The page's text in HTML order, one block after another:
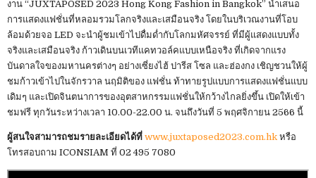
งาน “JUXTAPOSED 2023 Hong Kong Fashion in Bangkok” นำเสนอ
การแสดงแฟชั่นที่หลอมรวมโลกจริงและเสมือนจริง โดยในบริเวณงานที่โอบ
ล้อมด้วยจอ LED จะนำผู้ชมเข้าไปดื่มด่ำกับโลกมหัศจรรย์ ที่มีผู้แสดงแบบทั้ง
จริงและเสมือนจริง ก้าวเดินบนเวทีแคทวอล์คแบบเหนือจริง ที่เกิดจากแรง
บันดาลใจของมหานครต่างๆ อย่างเซี่ยงไฮ้ ปารีส โซล และฮ่องกง เชิญชวนให้ผู้
ชมก้าวเข้าไปในจักรวาล นฤมิติของ แฟชั่น ท้าทายรูปแบบการแสดงแฟชั่นแบบ
เดิมๆ และเปิดจินตนาการของอุตสาหกรรมแฟชั่นให้กว้างไกลยิ่งขึ้น เปิดให้เข้า
ชมฟรี ทุกวันระหว่างเวลา 10.00-22.00 น. จนถึงวันที่ 5 พฤศจิกายน 2566 นี้
ผู้สนใจสามารถชมรายละเอียดได้ที่ www.juxtaposed2023.com.hk หรือ
โทรสอบถาม ICONSIAM ที่ 02 495 7080